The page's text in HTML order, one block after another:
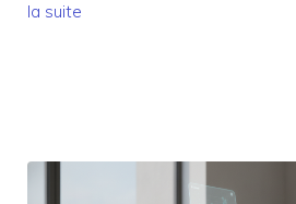
la suite